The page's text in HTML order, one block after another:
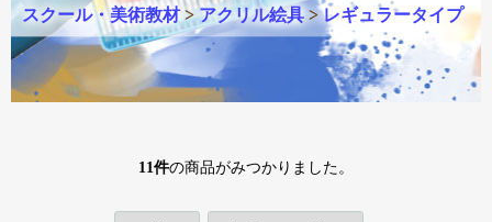
スクール・美術教材>アクリル絵具 >レギュラータイプ
11件の商品がみつかりました。